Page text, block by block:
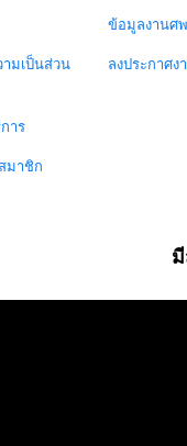
มเป็นส่วน
าร
มาชิก
ข้อมูลงานศพ
ลงประกาศง